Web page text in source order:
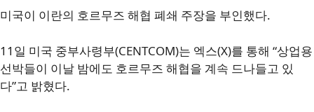
미국이 이란의 호르무즈 해협 폐쇄 주장을 부인했다.
11일 미국 중부사령부(CENTCOM)는 엑스(X)를 통해 “상업용
선박들이 이날 밤에도 호르무즈 해협을 계속 드나들고 있
다”고 밝혔다.